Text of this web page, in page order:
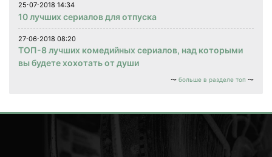
25⋅07⋅2018 14:34
10 лучших сериалов для отпуска
27⋅06⋅2018 08:20
ТОП-8 лучших комедийных сериалов, над которыми
вы будете хохотать от души
больше в разделе топ